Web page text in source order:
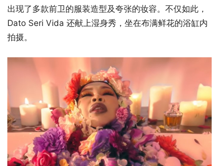
出现了多款前卫的服装造型及夸张的妆容。不仅如此，
Dato Seri Vida 还献上湿身秀，坐在布满鲜花的浴缸内
拍摄。